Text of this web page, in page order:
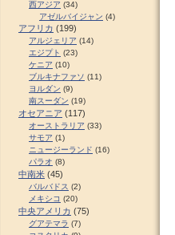
西アジア (34)
アゼルバイジャン (4)
アフリカ (199)
アルジェリア (14)
エジプト (23)
ケニア (10)
ブルキナファソ (11)
ヨルダン (9)
南スーダン (19)
オセアニア (117)
オーストラリア (33)
サモア (1)
ニュージーランド (16)
パラオ (8)
中南米 (45)
バルバドス (2)
メキシコ (20)
中央アメリカ (75)
グアテマラ (7)